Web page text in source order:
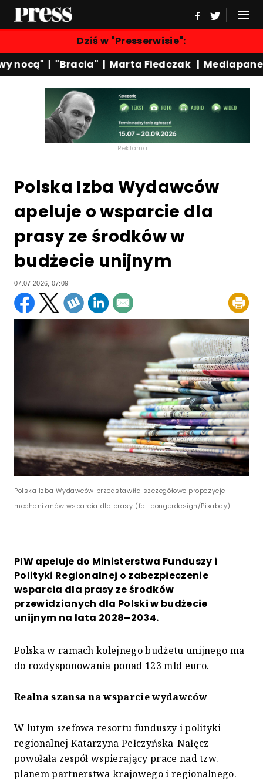
Dziś w "Presserwisie":
nocą"|"Bracia"| Marta Fiedczak|Mediapanel
Reklama
Polska Izba Wydawców
apeluje o wsparcie dla
prasy ze środków w
budżecie unijnym
07.07.2026, 07:09
Polska Izba Wydawców przedstawiła szczegółowo propozycje
mechanizmów wsparcia dla prasy (fot. congerdesign/Pixabay)
PIW apeluje do Ministerstwa Funduszy i
Polityki Regionalnej o zabezpieczenie
wsparcia dla prasy ze środków
przewidzianych dla Polski w budżecie
unijnym na lata 2028–2034.
Polska w ramach kolejnego budżetu unijnego ma
do rozdysponowania ponad 123 mld euro.
Realna szansa na wsparcie wydawców
W lutym szefowa resortu funduszy i polityki
regionalnej Katarzyna Pełczyńska-Nałęcz
powołała zespół wspierający prace nad tzw.
planem partnerstwa krajowego i regionalnego.